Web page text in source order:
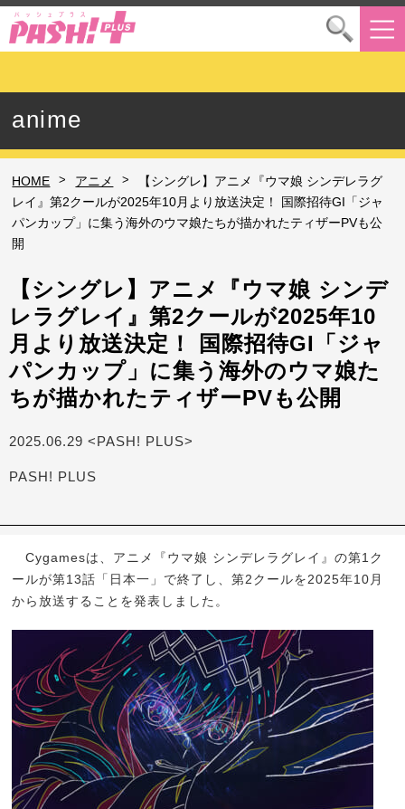
anime
HOME > アニメ >
【シングレ】アニメ『ウマ娘 シンデレラグ
レイ』第2クールが2025年10月より放送決定！ 国際招待GI「ジャ
パンカップ」に集う海外のウマ娘たちが描かれたティザーPVも公
開
【シングレ】アニメ『ウマ娘 シンデ
レラグレイ』第2クールが2025年10
月より放送決定！ 国際招待GI「ジャ
パンカップ」に集う海外のウマ娘た
ちが描かれたティザーPVも公開
2025.06.29 <PASH! PLUS>
PASH! PLUS
Cygamesは、アニメ『ウマ娘 シンデレラグレイ』の第1ク
ールが第13話「日本一」で終了し、第2クールを2025年10月
から放送することを発表しました。